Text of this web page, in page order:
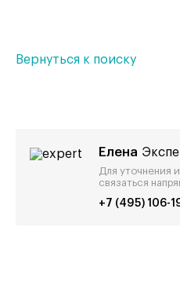
Вернуться к поиску
Елена
Для уточнения
связаться
+7 (495) 106-